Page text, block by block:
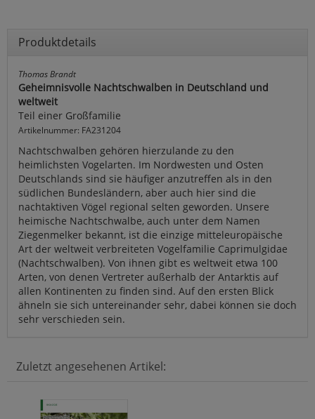
Produktdetails
Thomas Brandt
Geheimnisvolle Nachtschwalben in Deutschland und
weltweit
Teil einer Großfamilie
Artikelnummer: FA231204
Nachtschwalben gehören hierzulande zu den
heimlichsten Vogelarten. Im Nordwesten und Osten
Deutschlands sind sie häufiger anzutreffen als in den
südlichen Bundesländern, aber auch hier sind die
nachtaktiven Vögel regional selten geworden. Unsere
heimische Nachtschwalbe, auch unter dem Namen
Ziegenmelker bekannt, ist die einzige mitteleuropäische
Art der weltweit verbreiteten Vogelfamilie Caprimulgidae
(Nachtschwalben). Von ihnen gibt es weltweit etwa 100
Arten, von denen Vertreter außerhalb der Antarktis auf
allen Kontinenten zu finden sind. Auf den ersten Blick
ähneln sie sich untereinander sehr, dabei können sie doch
sehr verschieden sein.
Zuletzt angesehenen Artikel: